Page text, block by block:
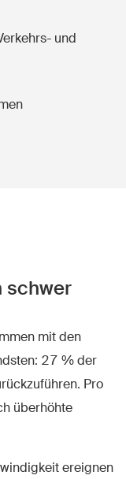
und
schwer
mit den
27 % der
Pro
überhöhte
ereignen